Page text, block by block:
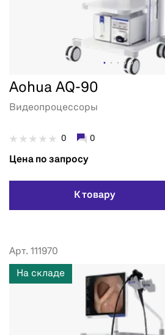
Aohua AQ-90
Видеопроцессоры
0 0
Цена по запросу
К товару
Арт. 111970
На складе